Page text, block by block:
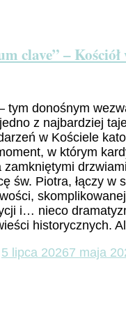
clave” –
tym donośnym
z najbardziej
w Kościele
w którym
zamkniętymi
św. Piotra, łączy w
i… nieco
historycznych.
5 lipca 20267 maja